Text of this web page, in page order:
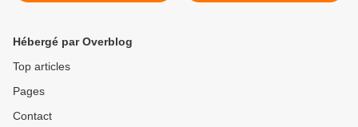
Hébergé par Overblog
Top articles
Pages
Contact